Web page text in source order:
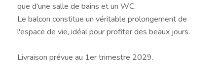
que d'une salle de bains et un WC.
Le balcon constitue un véritable prolongement de
l'espace de vie, idéal pour profiter des beaux jours.
Livraison prévue au 1er trimestre 2029.